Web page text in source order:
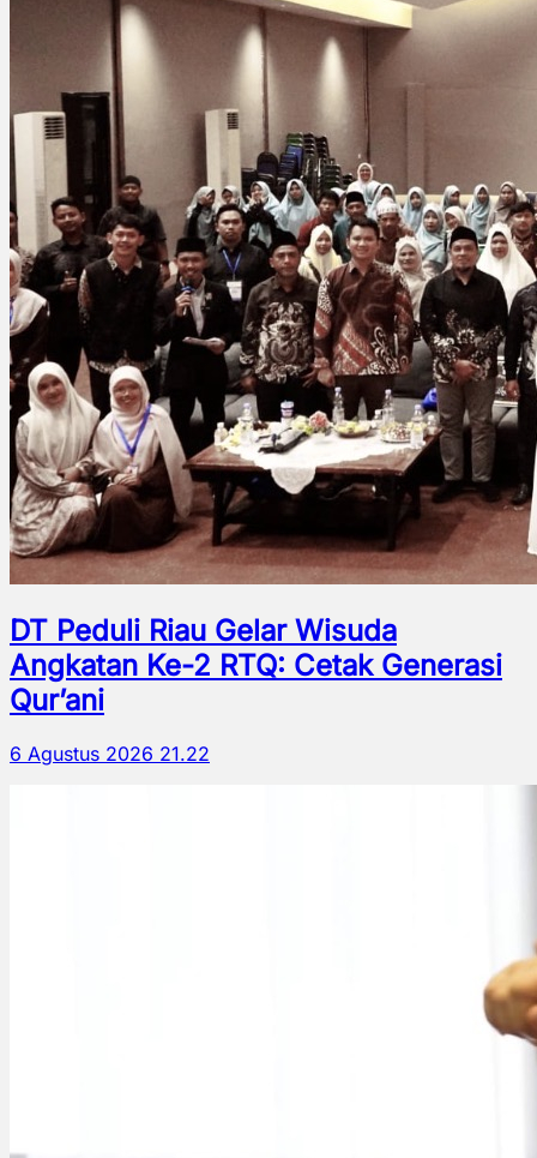
DT Peduli Riau Gelar Wisuda
Angkatan Ke-2 RTQ: Cetak Generasi
Qur’ani
6 Agustus 2026 21.22